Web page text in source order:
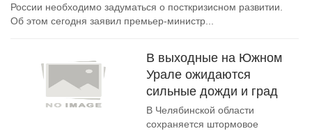
России необходимо задуматься о посткризисном развитии.
Об этом сегодня заявил премьер-министр...
В выходные на Южном
Урале ожидаются
сильные дожди и град
В Челябинской области
сохраняется штормовое